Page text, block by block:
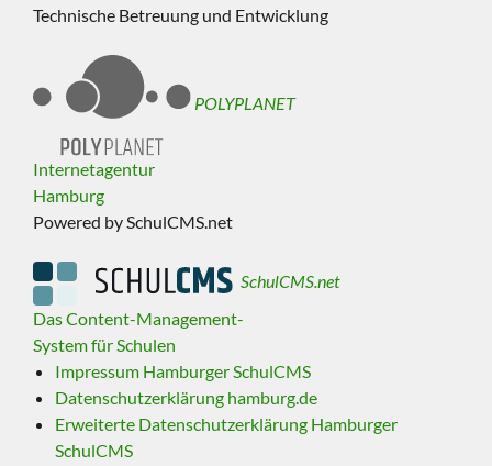
Technische Betreuung und Entwicklung
POLYPLANET
Internetagentur
Hamburg
Powered by SchulCMS.net
SchulCMS.net
Das Content-Management-
System für Schulen
Impressum Hamburger SchulCMS
Datenschutzerklärung hamburg.de
Erweiterte Datenschutzerklärung Hamburger
SchulCMS